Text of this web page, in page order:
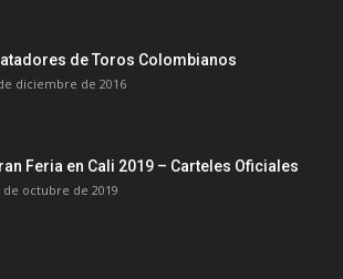
de Toros Colombianos
diciembre de 2016
Feria en Cali 2019 – Carteles Oficiales
de octubre de 2019